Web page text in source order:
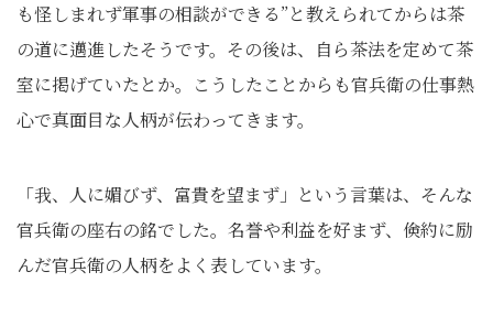
も怪しまれず軍事の相談ができる”と教えられてからは茶
の道に邁進したそうです。その後は、自ら茶法を定めて茶
室に掲げていたとか。こうしたことからも官兵衛の仕事熱
心で真面目な人柄が伝わってきます。
「我、人に媚びず、富貴を望まず」という言葉は、そんな
官兵衛の座右の銘でした。名誉や利益を好まず、倹約に励
んだ官兵衛の人柄をよく表しています。